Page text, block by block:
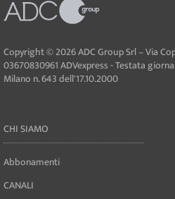
Copyright © 2026 ADC Group Srl – Via
03670830961 ADVexpress - Testata
Milano n. 643 dell'17.10.2000
CHI SIAMO
Abbonamenti
CANALI